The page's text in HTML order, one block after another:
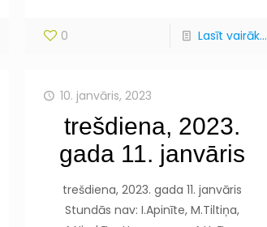
0 Lasīt vairāk...
10. janvāris, 2023
trešdiena, 2023.
gada 11. janvāris
trešdiena, 2023. gada 11. janvāris
Stundās nav: I.Apinīte, M.Tiltiņa,